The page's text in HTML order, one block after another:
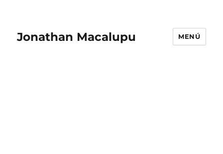
Jonathan Macalupu MENÚ